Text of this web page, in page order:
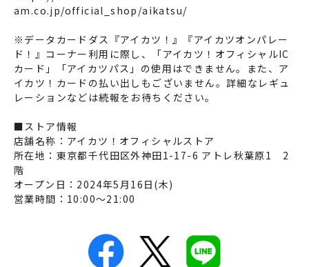
am.co.jp/official_shop/aikatsu/
※データカードダス『アイカツ！』『アイカツオンパレー
ド！』コーナー利用に際し、「アイカツ！オフィシャルIC
カード」「アイカツパス」の使用はできません。また、ア
イカツ！カードの払い出しもございません。詳細なレギュ
レーションなどは続報をお待ちください。
■ストア情報
店舗名称：アイカツ！オフィシャルストア
所在地：東京都千代田区外神田1-17-6 アトレ秋葉原1 2
階
オープン日：2024年5月16日(木)
営業時間：10:00～21:00